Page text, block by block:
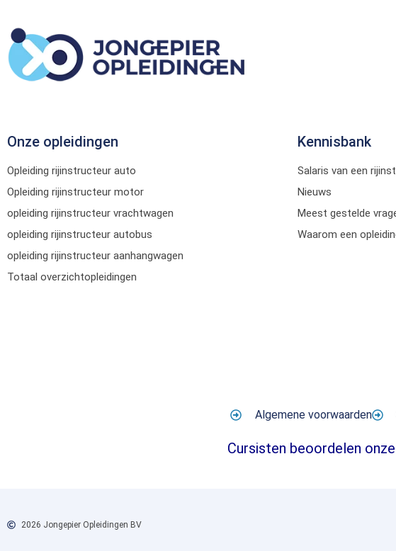
Onze opleidingen
Opleiding rijinstructeur auto
Opleiding rijinstructeur motor
opleiding rijinstructeur vrachtwagen
opleiding rijinstructeur autobus
opleiding rijinstructeur aanhangwagen
Totaal overzichtopleidingen
Kennisbank
Salaris van een
Nieuws
Meest gestelde
Waarom een
Algemene voorwaarden
Cursisten beoordelen
2026 Jongepier Opleidingen BV